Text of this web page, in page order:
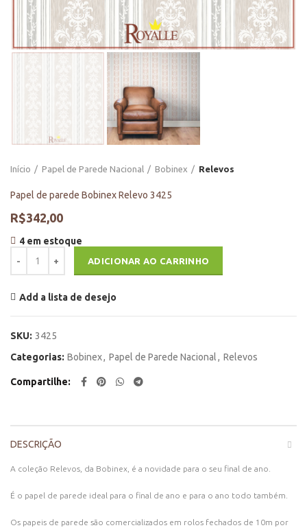
Início Papel de Parede Nacional Bobinex Relevos
Papel de parede Bobinex Relevo 3425
R$342,00
4 em estoque
ADICIONAR AO CARRINHO
Add a lista de desejo
SKU: 3425
Categorias: Bobinex, Papel de Parede Nacional, Relevos
Compartilhe
DESCRIÇÃO
A coleção Relevos, da Bobinex, é a novidade para o seu final de ano.
É o papel de parede ideal para o final de ano e para o ano todo também.
Os papeis de parede são comercializados em rolos fechados de 10m por